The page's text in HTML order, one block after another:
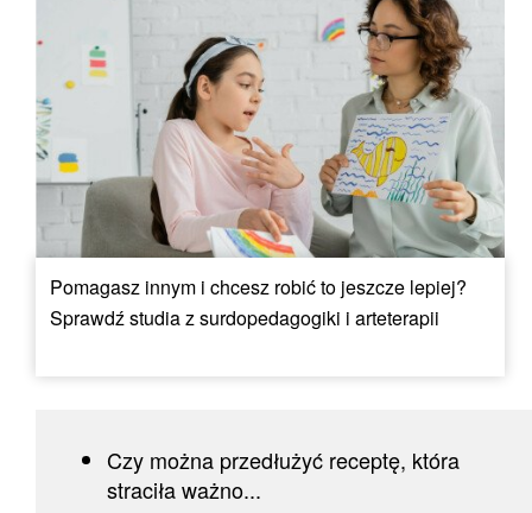
Pomagasz innym i chcesz robić to jeszcze lepiej?
Sprawdź studia z surdopedagogiki i arteterapii
Czy można przedłużyć receptę, która
straciła ważno...